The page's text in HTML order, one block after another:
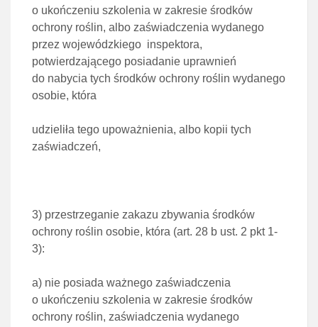
o ukończeniu szkolenia w zakresie środków
ochrony roślin, albo zaświadczenia wydanego
przez wojewódzkiego inspektora,
potwierdzającego posiadanie uprawnień
do nabycia tych środków ochrony roślin wydanego
osobie, która
udzieliła tego upoważnienia, albo kopii tych
zaświadczeń,
3) przestrzeganie zakazu zbywania środków
ochrony roślin osobie, która (art. 28 b ust. 2 pkt 1-
3):
a) nie posiada ważnego zaświadczenia
o ukończeniu szkolenia w zakresie środków
ochrony roślin, zaświadczenia wydanego